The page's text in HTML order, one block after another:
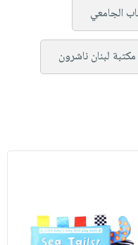
الجامعي
مكتبة لبنان ناشرون